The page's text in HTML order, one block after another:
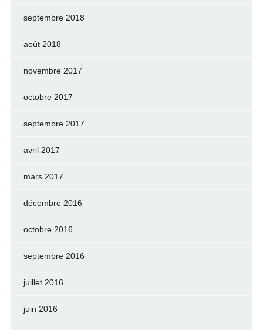
septembre 2018
août 2018
novembre 2017
octobre 2017
septembre 2017
avril 2017
mars 2017
décembre 2016
octobre 2016
septembre 2016
juillet 2016
juin 2016